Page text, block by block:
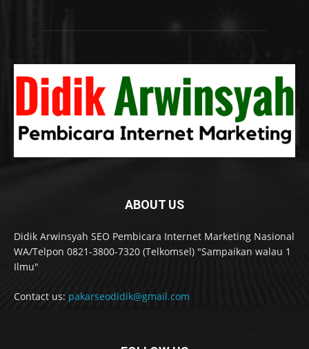
ABOUT US
Didik Arwinsyah SEO Pembicara Internet Marketing Nasional
WA/Telpon 0821-3800-7320 (Telkomsel) "Sampaikan walau 1
Ilmu"
Contact us: pakarseodidik@gmail.com